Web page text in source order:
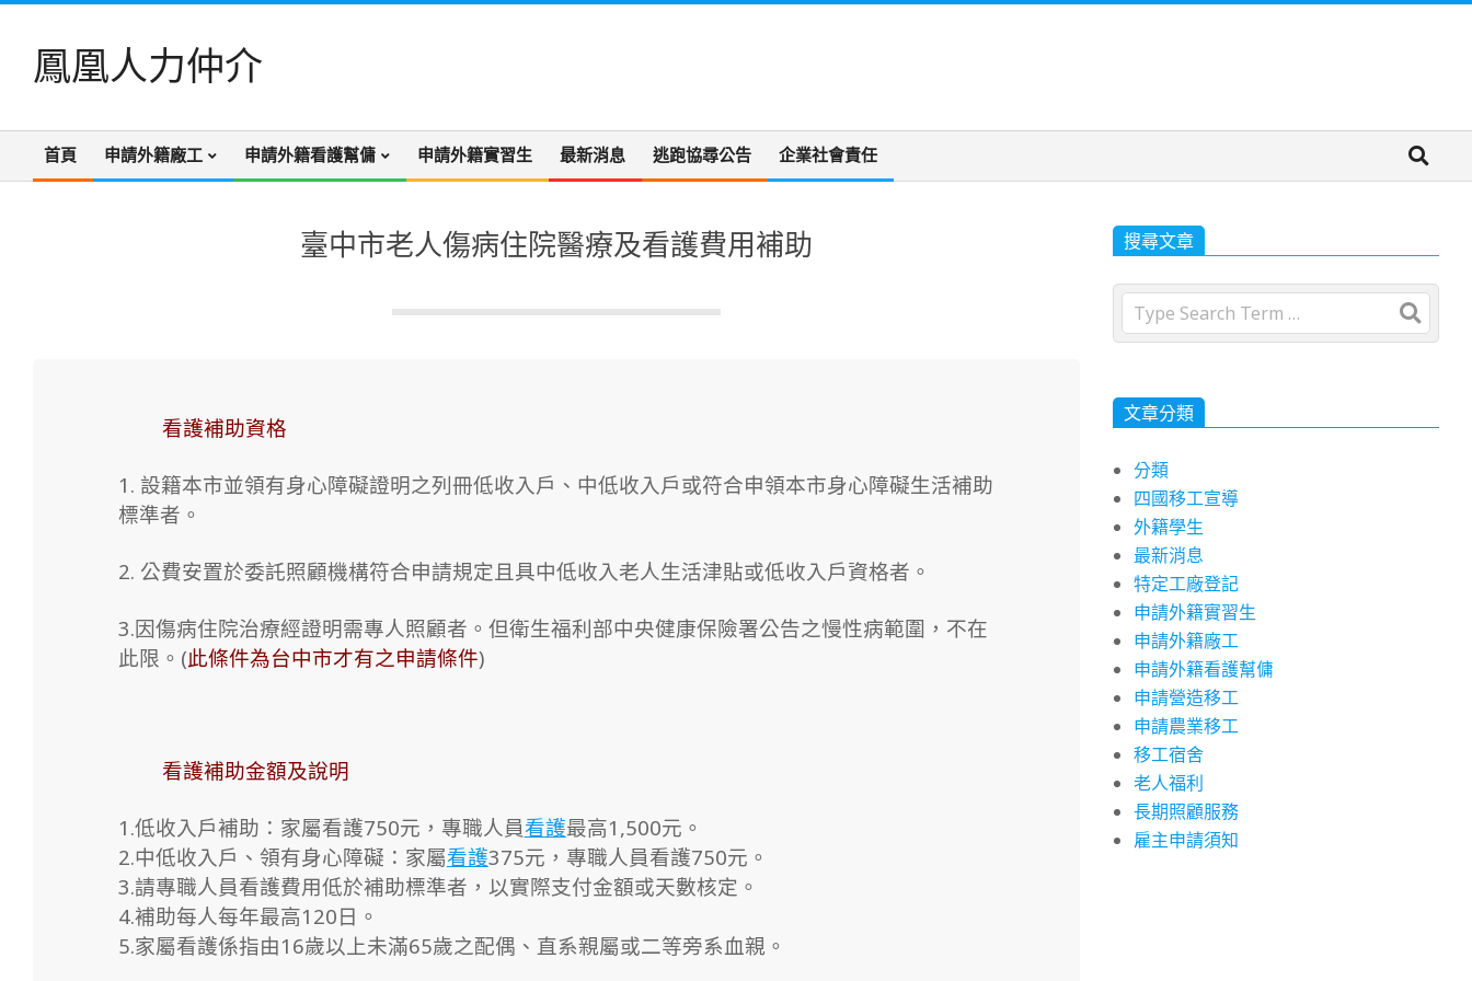
content鳳凰人力仲介
Primary
首頁 申請外籍廠工 申請外籍看護幫傭 申請外籍實習生 最新消息 逃跑協尋公告 企業社會責任
臺中市老人傷病住院醫療及看護費用補助
看護補助資格
1. 設籍本市並領有身心障礙證明之列冊低收入戶、中低收入戶或符合申領本市身心障礙生活補助
標準者。
2. 公費安置於委託照顧機構符合申請規定且具中低收入老人生活津貼或低收入戶資格者。
3.因傷病住院治療經證明需專人照顧者。但衛生福利部中央健康保險署公告之慢性病範圍，不在
此限。(此條件為台中市才有之申請條件)
看護補助金額及說明
1.低收入戶補助：家屬看護750元，專職人員看護最高1,500元。
2.中低收入戶、領有身心障礙：家屬看護375元，專職人員看護750元。
3.請專職人員看護費用低於補助標準者，以實際支付金額或天數核定。
4.補助每人每年最高120日。
5.家屬看護係指由16歲以上未滿65歲之配偶、直系親屬或二等旁系血親。
搜尋文章
Search
文章分類
分類
四國移工宣導
外籍學生
最新消息
特定工廠登記
申請外籍實習生
申請外籍廠工
申請外籍看護幫傭
申請營造移工
申請農業移工
移工宿舍
老人福利
長期照顧服務
雇主申請須知